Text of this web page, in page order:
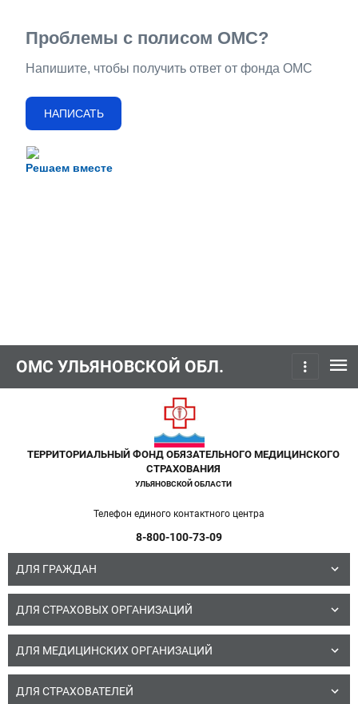
Решаем вместе
Проблемы с полисом ОМС?
Напишите, чтобы получить ответ от фонда ОМС
НАПИСАТЬ
ОМС УЛЬЯНОВСКОЙ ОБЛ. more_vert menu
ТЕРРИТОРИАЛЬНЫЙ ФОНД ОБЯЗАТЕЛЬНОГО МЕДИЦИНСКОГО
СТРАХОВАНИЯ
УЛЬЯНОВСКОЙ ОБЛАСТИ
Телефон единого контактного центра
8-800-100-73-09
ДЛЯ ГРАЖДАН
ДЛЯ СТРАХОВЫХ ОРГАНИЗАЦИЙ
ДЛЯ МЕДИЦИНСКИХ ОРГАНИЗАЦИЙ
ДЛЯ СТРАХОВАТЕЛЕЙ